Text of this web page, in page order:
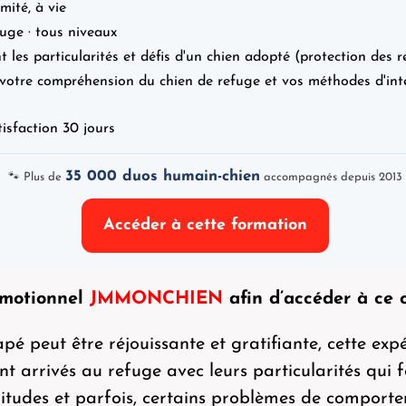
à vie
· tous niveaux
les particularités et défis d'un chien adopté (protection des
compréhension du chien de refuge et vos méthodes
30 jours
🐾 Plus de 35 000 duos humain-chien accompagnés depuis 2013
Accéder à cette formation
JMMONCHIEN afin d’accéder à ce
peut être réjouissante et gratifiante, cette
arrivés au refuge avec leurs particularités
et parfois, certains problèmes de